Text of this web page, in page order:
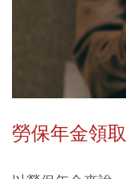
勞保年金領